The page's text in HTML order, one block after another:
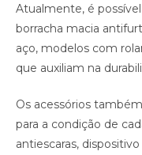
Atualmente, é
borracha macia
aço, modelos com
que auxiliam na
Os acessórios
para a condição de
antiescaras,